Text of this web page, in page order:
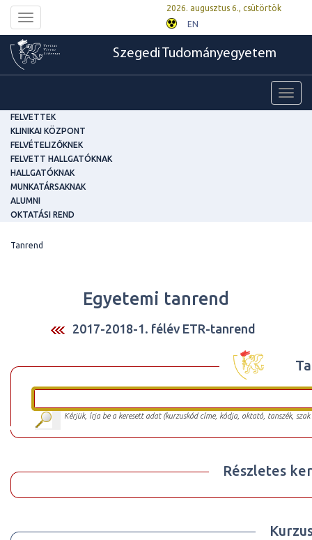
Toggle
navigation
2026. augusztus 6., csütörtök
EN
Szegedi Tudományegyetem
FELVETTEK
KLINIKAI KÖZPONT
FELVÉTELIZŐKNEK
FELVETT HALLGATÓKNAK
HALLGATÓKNAK
MUNKATÁRSAKNAK
ALUMNI
OKTATÁSI REND
Tanrend
Egyetemi tanrend
2017-2018-1. félév ETR-tanrend
Kérjük, írja be a keresett adat (kurzuskód címe, kódja, oktató, tanszék,
Részletes